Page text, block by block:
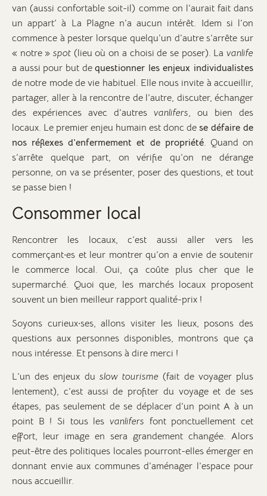
van (aussi confortable soit-il) comme on l’aurait fait dans
un appart’ à La Plagne n’a aucun intérêt. Idem si l’on
commence à pester lorsque quelqu’un d’autre s’arrête sur
« notre »spot (lieu où on a choisi de se poser). Lavanlife
a aussi pour but dequestionner les enjeux individualistes
de notre mode de vie habituel. Elle nous invite à accueillir,
partager, aller à la rencontre de l’autre, discuter, échanger
des expériences avec d’autresvanlifers, ou bien des
locaux. Le premier enjeu humain est donc dese défaire de
nos réflexes d’enfermement et de propriété. Quand on
s’arrête quelque part, on vérifie qu’on ne dérange
personne, on va se présenter, poser des questions, et tout
se passe bien !
Consommer local
Rencontrer les locaux, c’est aussi aller vers les
commerçant·es et leur montrer qu’on a envie de soutenir
le commerce local. Oui, ça coûte plus cher que le
supermarché. Quoi que, les marchés locaux proposent
souvent un bien meilleur rapport qualité-prix !
Soyons curieux·ses, allons visiter les lieux, posons des
questions aux personnes disponibles, montrons que ça
nous intéresse. Et pensons à dire merci !
L’un des enjeux du slow tourisme (fait de voyager plus
lentement), c’est aussi de profiter du voyage et de ses
étapes, pas seulement de se déplacer d’un point A à un
point B ! Si tous lesvanlifers font ponctuellement cet
effort, leur image en sera grandement changée. Alors
peut-être des politiques locales pourront-elles émerger en
donnant envie aux communes d’aménager l’espace pour
nous accueillir.